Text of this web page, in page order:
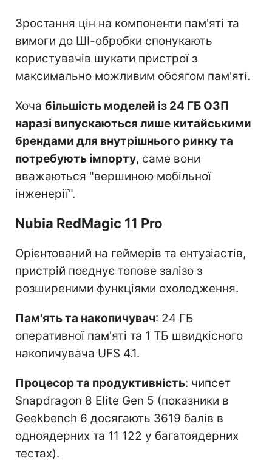
Зростання цін на компоненти пам'яті та
вимоги до ШІ-обробки спонукають
користувачів шукати пристрої з
максимально можливим обсягом пам'яті.
Хоча більшість моделей із 24 ГБ ОЗП
наразі випускаються лише китайськими
брендами для внутрішнього ринку та
потребують імпорту, саме вони
вважаються "вершиною мобільної
інженерії".
Nubia RedMagic 11 Pro
Орієнтований на геймерів та ентузіастів,
пристрій поєднує топове залізо з
розширеними функціями охолодження.
Пам'ять та накопичувач: 24 ГБ
оперативної пам'яті та 1 ТБ швидкісного
накопичувача UFS 4.1.
Процесор та продуктивність: чипсет
Snapdragon 8 Elite Gen 5 (показники в
Geekbench 6 досягають 3619 балів в
одноядерних та 11 122 у багатоядерних
тестах).